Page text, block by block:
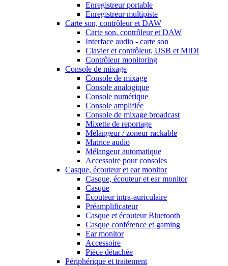
Enregistreur portable
Enregistreur multipiste
Carte son, contrôleur et DAW
Carte son, contrôleur et DAW
Interface audio - carte son
Clavier et contrôleur, USB et MIDI
Contrôleur monitoring
Console de mixage
Console de mixage
Console analogique
Console numérique
Console amplifiée
Console de mixage broadcast
Mixette de reportage
Mélangeur / zoneur rackable
Matrice audio
Mélangeur automatique
Accessoire pour consoles
Casque, écouteur et ear monitor
Casque, écouteur et ear monitor
Casque
Ecouteur intra-auriculaire
Préamplificateur
Casque et écouteur Bluetooth
Casque conférence et gaming
Ear monitor
Accessoire
Pièce détachée
Périphérique et traitement